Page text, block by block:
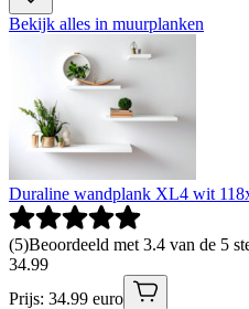
Bekijk alles in muurplanken
Duraline wandplank XL4 wit
(5)Beoordeeld met 3.4 van de 5
34.99
Prijs: 34.99 euro